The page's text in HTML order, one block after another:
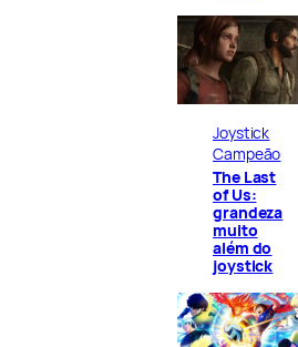
Joystick
Campeão
The Last
of Us:
grandeza
muito
além do
joystick